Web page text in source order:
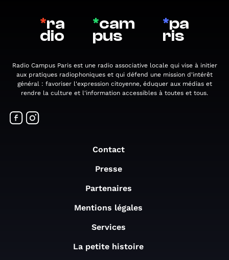
*ra
dio
*cam
pus
*pa
ris
Radio Campus Paris est une radio associative locale qui vise à initier
aux pratiques radiophoniques et qui défend une mission d'intérêt
général : favoriser l'expression citoyenne, éduquer aux médias et
rendre la culture et l'information accessibles à toutes et tous.
Contact
Presse
Partenaires
Mentions légales
Services
La petite histoire